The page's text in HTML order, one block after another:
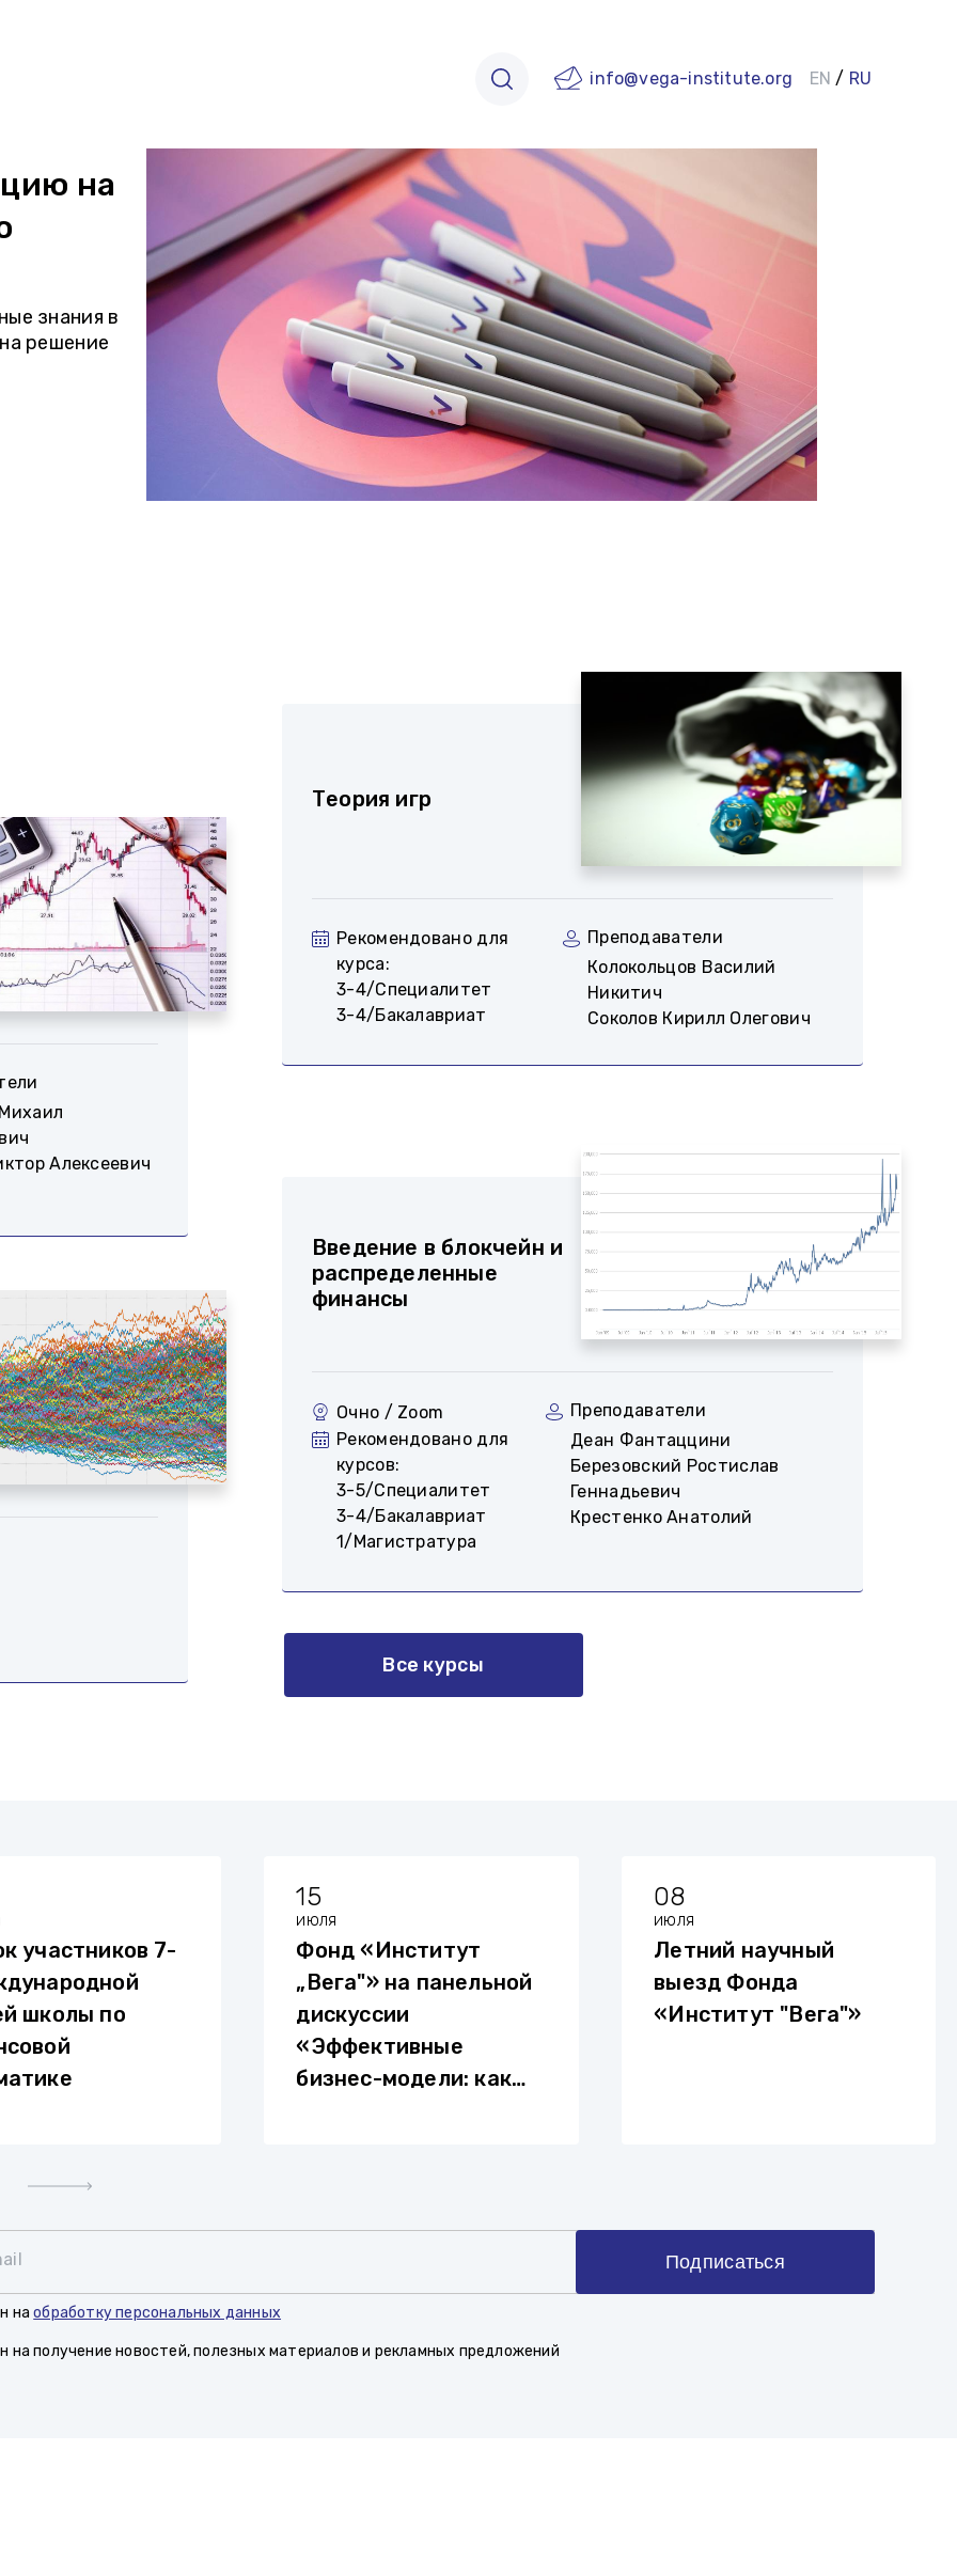
info@vega-institute.org EN / RU
на
знания в
решение
Алексеевич
Теория игр
Рекомендовано для
курса:
3-4/Специалитет
3-4/Бакалавриат
Преподаватели
Колокольцов Василий
Никитич
Соколов Кирилл Олегович
Введение в блокчейн и
распределенные
финансы
Очно / Zoom
Рекомендовано для
курсов:
3-5/Специалитет
3-4/Бакалавриат
1/Магистратура
Преподаватели
Деан Фантаццини
Березовский Ростислав
Геннадьевич
Крестенко Анатолий
Все курсы
участников 7-
школы по
15
июля
Фонд «Институт
„Вега"» на панельной
дискуссии
«Эффективные
бизнес-модели: как
08
июля
Летний научный
выезд Фонда
«Институт "Вега"»
наобработку персональных данных
на получение новостей, полезных материалов и рекламных предложений
Подписаться